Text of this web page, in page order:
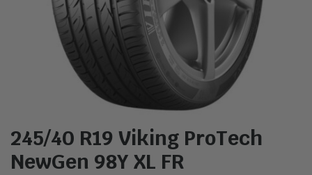
245/40 R19 Viking ProTech
NewGen 98Y XL FR